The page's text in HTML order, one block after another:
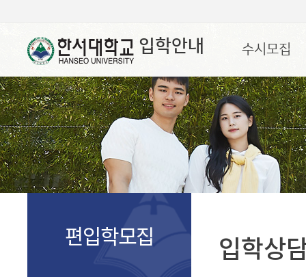
입학안내 수시모집
편입학모집 입학상